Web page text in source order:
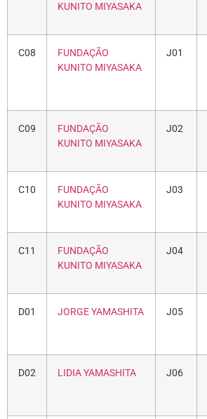
KUNITO MIYASAKA
C08
FUNDAÇÃO
KUNITO MIYASAKA
J01
C09
FUNDAÇÃO
KUNITO MIYASAKA
J02
C10
FUNDAÇÃO
KUNITO MIYASAKA
J03
C11
FUNDAÇÃO
KUNITO MIYASAKA
J04
D01 JORGE YAMASHITA J05
D02 LIDIA YAMASHITA J06